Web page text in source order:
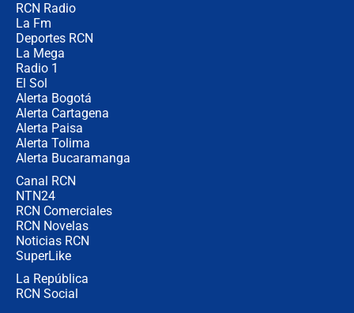
RCN Radio
La Fm
Deportes RCN
La Mega
Radio 1
El Sol
Alerta Bogotá
Alerta Cartagena
Alerta Paisa
Alerta Tolima
Alerta Bucaramanga
Canal RCN
NTN24
RCN Comerciales
RCN Novelas
Noticias RCN
SuperLike
La República
RCN Social